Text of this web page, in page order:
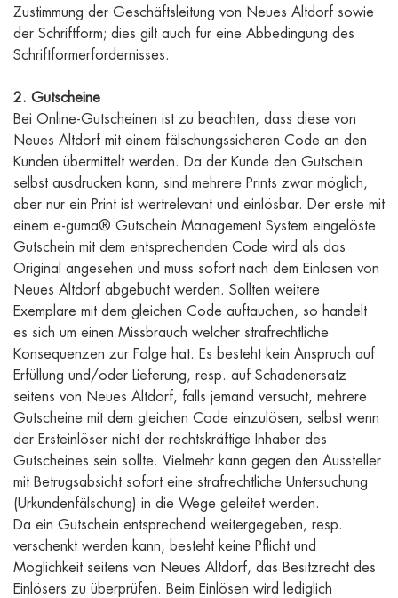
Zustimmung der Geschäftsleitung von Neues Altdorf sowie
der Schriftform; dies gilt auch für eine Abbedingung des
Schriftformerfordernisses.
2. Gutscheine
Bei Online-Gutscheinen ist zu beachten, dass diese von
Neues Altdorf mit einem fälschungssicheren Code an den
Kunden übermittelt werden. Da der Kunde den Gutschein
selbst ausdrucken kann, sind mehrere Prints zwar möglich,
aber nur ein Print ist wertrelevant und einlösbar. Der erste mit
einem e-guma® Gutschein Management System eingelöste
Gutschein mit dem entsprechenden Code wird als das
Original angesehen und muss sofort nach dem Einlösen von
Neues Altdorf abgebucht werden. Sollten weitere
Exemplare mit dem gleichen Code auftauchen, so handelt
es sich um einen Missbrauch welcher strafrechtliche
Konsequenzen zur Folge hat. Es besteht kein Anspruch auf
Erfüllung und/oder Lieferung, resp. auf Schadenersatz
seitens von Neues Altdorf, falls jemand versucht, mehrere
Gutscheine mit dem gleichen Code einzulösen, selbst wenn
der Ersteinlöser nicht der rechtskräftige Inhaber des
Gutscheines sein sollte. Vielmehr kann gegen den Aussteller
mit Betrugsabsicht sofort eine strafrechtliche Untersuchung
(Urkundenfälschung) in die Wege geleitet werden.
Da ein Gutschein entsprechend weitergegeben, resp.
verschenkt werden kann, besteht keine Pflicht und
Möglichkeit seitens von Neues Altdorf, das Besitzrecht des
Einlösers zu überprüfen. Beim Einlösen wird lediglich